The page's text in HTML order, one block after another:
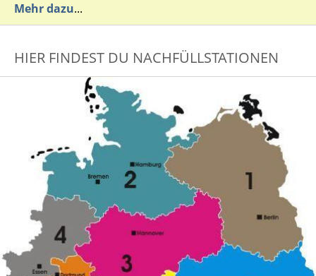
Mehr dazu...
HIER FINDEST DU NACHFÜLLSTATIONEN